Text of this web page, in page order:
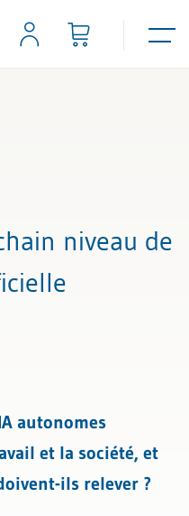
niveau de
autonomes
et la société, et
ils relever ?